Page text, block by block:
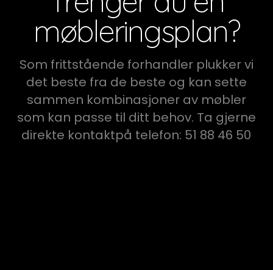
møbleringsplan?
Som frittstående forhandler plukker vi
det beste fra de beste og kan sette
sammen kombinasjoner av møbler
som kan passe til ditt behov. Ta gjerne
direkte kontaktpå telefon: 51 88 46 50